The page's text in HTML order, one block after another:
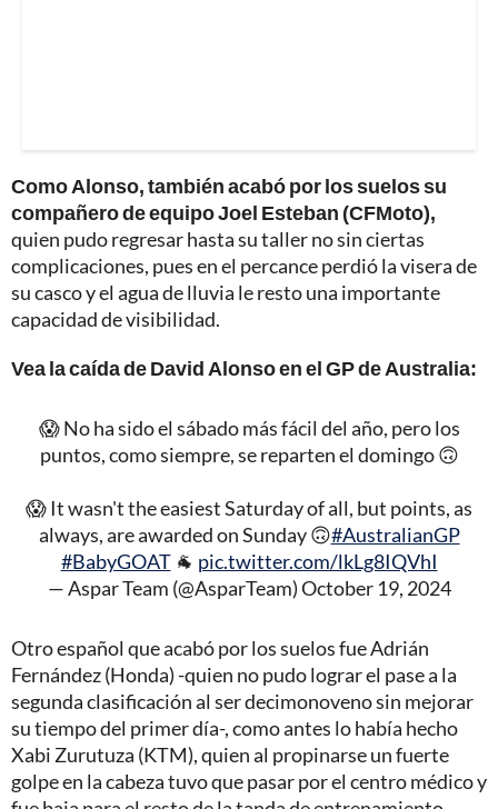
Como Alonso, también acabó por los suelos su
compañero de equipo Joel Esteban (CFMoto),
quien pudo regresar hasta su taller no sin ciertas
complicaciones, pues en el percance perdió la visera de
su casco y el agua de lluvia le resto una importante
capacidad de visibilidad.
Vea la caída de David Alonso en el GP de Australia:
😱 No ha sido el sábado más fácil del año, pero los
puntos, como siempre, se reparten el domingo 🙃
😱 It wasn't the easiest Saturday of all, but points, as
always, are awarded on Sunday 🙃#AustralianGP
#BabyGOAT🐐 pic.twitter.com/lkLg8IQVhI
— Aspar Team (@AsparTeam)October 19, 2024
Otro español que acabó por los suelos fue Adrián
Fernández (Honda) -quien no pudo lograr el pase a la
segunda clasificación al ser decimonoveno sin mejorar
su tiempo del primer día-, como antes lo había hecho
Xabi Zurutuza (KTM), quien al propinarse un fuerte
golpe en la cabeza tuvo que pasar por el centro médico y